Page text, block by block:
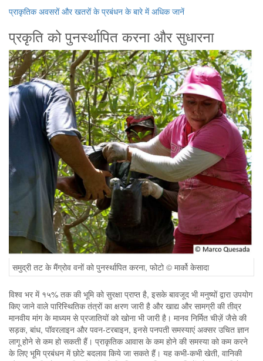
प्राकृतिक अवसरों और खतरों के प्रबंधन के बारे में अधिक जानें
प्रकृति को पुनर्स्थापित करना और सुधारना
समुद्री तट के मैंग्रोव वनों को पुनर्स्थापित करना, फोटो © मार्को केसादा
विश्व भर में १५% तक की भूमि को सुरक्षा प्राप्त है, इसके बावजूद भी मनुष्यों द्वारा उपयोग
किए जाने वाले पारिस्थितिक तंत्रों का क्षरण जारी है और खाद्य और सामग्री की तीव्र
मानवीय मांग के माध्यम से प्रजातियों को खोना भी जारी है। मानव निर्मित चीज़ें जैसे की
सड़क, बांध, पॉवरलाइन और पवन-टरबाइन, इनसे पनपती समस्याएं अक्सर उचित ज्ञान
लागू होने से कम हो सकती हैं। प्राकृतिक आवास के कम होने की समस्या को कम करने
के लिए भूमि प्रबंधन में छोटे बदलाव किये जा सकते हैं। यह कभी-कभी खेती, वानिकी